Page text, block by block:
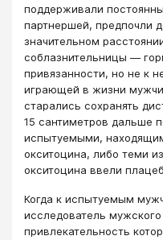
поддерживали
партнершей, предпочли
значительном
соблазнительницы —
привязанности, но не к
играющей в жизни
старались сохранять
15 сантиметров дальше
испытуемыми,
окситоцина, либо теми
окситоцина ввели
Когда к испытуемым
исследователь
привлекательность